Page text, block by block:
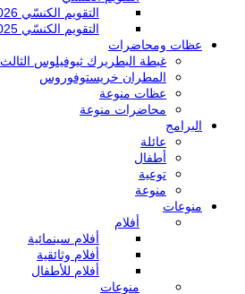
التقويم الكنسّي 2026
التقويم الكنسّي 2025
عظات ومحاضرات
غبطة البطريرك ثيوفيلوس الثالث
المطران خريستوفوروس
عظات منوعة
محاضرات منوعة
البرامج
عائلة
أطفال
توعية
منوعة
منوعات
أفلام
أفلام سينمائية
أفلام وثائقية
أفلام للأطفال
منوعات